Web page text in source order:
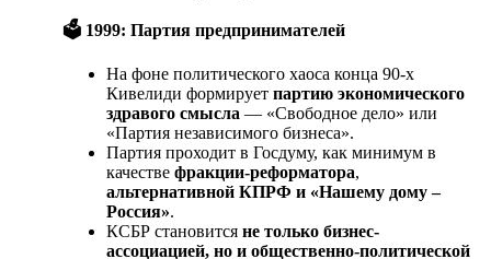
🗳 ️ 1999: Партия предпринимателей
На фоне политического хаоса конца 90-х
Кивелиди формирует партию экономического
здравого смысла — «Свободное дело» или
«Партия независимого бизнеса».
Партия проходит в Госдуму, как минимум в
качестве фракции-реформатора,
альтернативной КПРФ и «Нашему дому –
Россия».
КСБР становится не только бизнес-
ассоциацией, но и общественно-политической